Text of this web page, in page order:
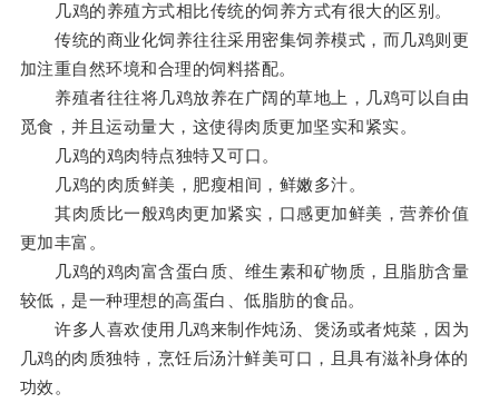
几鸡的养殖方式相比传统的饲养方式有很大的区别。
传统的商业化饲养往往采用密集饲养模式，而几鸡则更
加注重自然环境和合理的饲料搭配。
养殖者往往将几鸡放养在广阔的草地上，几鸡可以自由
觅食，并且运动量大，这使得肉质更加坚实和紧实。
几鸡的鸡肉特点独特又可口。
几鸡的肉质鲜美，肥瘦相间，鲜嫩多汁。
其肉质比一般鸡肉更加紧实，口感更加鲜美，营养价值
更加丰富。
几鸡的鸡肉富含蛋白质、维生素和矿物质，且脂肪含量
较低，是一种理想的高蛋白、低脂肪的食品。
许多人喜欢使用几鸡来制作炖汤、煲汤或者炖菜，因为
几鸡的肉质独特，烹饪后汤汁鲜美可口，且具有滋补身体的
功效。